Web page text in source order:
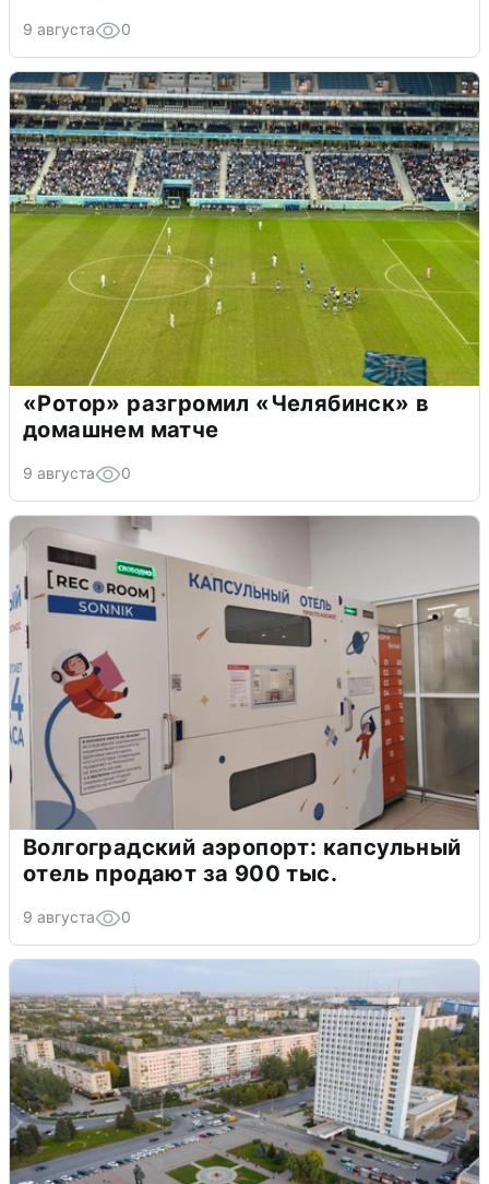
9 августа 0
«Ротор» разгромил «Челябинск» в
домашнем матче
9 августа 0
Волгоградский аэропорт: капсульный
отель продают за 900 тыс.
9 августа 0